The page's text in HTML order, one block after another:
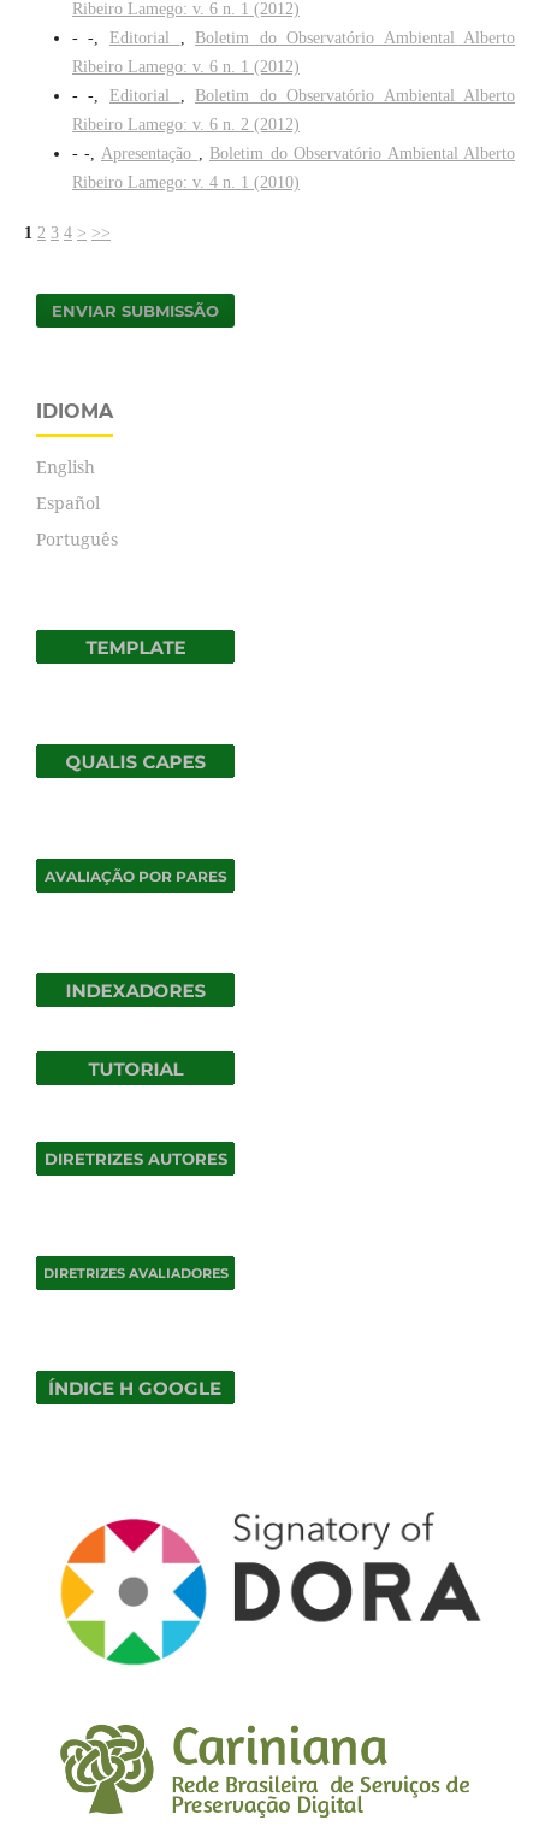
Ribeiro Lamego: v. 6 n. 1 (2012)
- -, Editorial
Boletim do Observatório Ambiental Alberto
Ribeiro Lamego: v. 6 n. 1 (2012)
- -, Editorial
Boletim do Observatório Ambiental Alberto
Ribeiro Lamego: v. 6 n. 2 (2012)
- -, Apresentação
Boletim do Observatório Ambiental Alberto
Ribeiro Lamego: v. 4 n. 1 (2010)
1 2 3 4 > >>
ENVIAR SUBMISSÃO
IDIOMA
English
Español
Português